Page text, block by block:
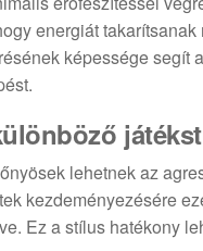
energiát
képessége
lehetnek az
kezdeményezésére
Ez a stílus hatékony